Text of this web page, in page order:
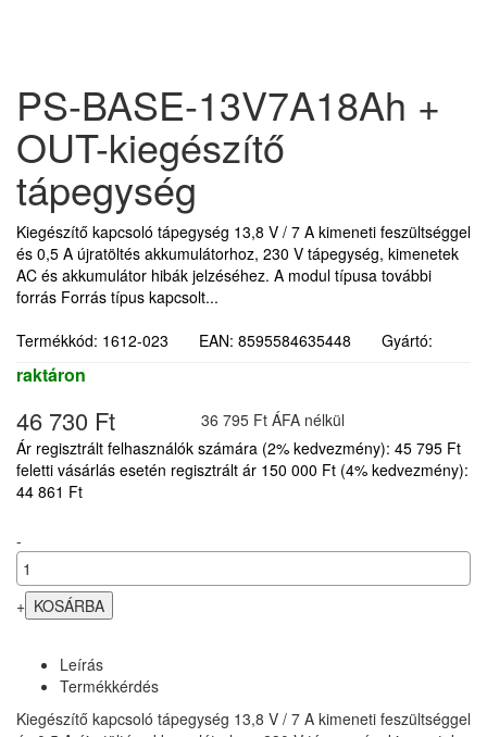
PS-BASE-13V7A18Ah +
OUT-kiegészítő
tápegység
Kiegészítő kapcsoló tápegység 13,8 V / 7 A kimeneti feszültséggel
és 0,5 A újratöltés akkumulátorhoz, 230 V tápegység, kimenetek
AC és akkumulátor hibák jelzéséhez. A modul típusa további
forrás Forrás típus kapcsolt...
Termékkód: 1612-023 EAN: 8595584635448 Gyártó:
raktáron
46 730 Ft
36 795 Ft ÁFA nélkül
Ár regisztrált felhasználók számára (2% kedvezmény): 45 795 Ft
feletti vásárlás esetén regisztrált ár 150 000 Ft (4% kedvezmény):
44 861 Ft
-
+
Leírás
Termékkérdés
Kiegészítő kapcsoló tápegység 13,8 V / 7 A kimeneti feszültséggel